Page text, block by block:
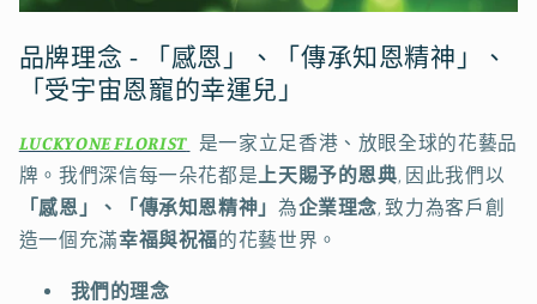
品牌理念 - 「感恩」、「傳承知恩精神」、
「受宇宙恩寵的幸運兒」
LUCKYONE FLORIST 是一家立足香港、放眼全球的花藝品
牌。我們深信每一朵花都是上天賜予的恩典, 因此我們以
「感恩」、「傳承知恩精神」 為企業理念, 致力為客戶創
造一個充滿幸福與祝福的花藝世界。
我們的理念